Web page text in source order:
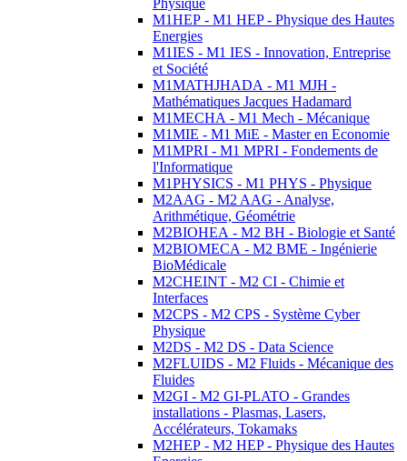
Physique
M1HEP - M1 HEP - Physique des Hautes
Energies
M1IES - M1 IES - Innovation, Entreprise
et Société
M1MATHJHADA - M1 MJH -
Mathématiques Jacques Hadamard
M1MECHA - M1 Mech - Mécanique
M1MIE - M1 MiE - Master en Economie
M1MPRI - M1 MPRI - Fondements de
l'Informatique
M1PHYSICS - M1 PHYS - Physique
M2AAG - M2 AAG - Analyse,
Arithmétique, Géométrie
M2BIOHEA - M2 BH - Biologie et Santé
M2BIOMECA - M2 BME - Ingénierie
BioMédicale
M2CHEINT - M2 CI - Chimie et
Interfaces
M2CPS - M2 CPS - Système Cyber
Physique
M2DS - M2 DS - Data Science
M2FLUIDS - M2 Fluids - Mécanique des
Fluides
M2GI - M2 GI-PLATO - Grandes
installations - Plasmas, Lasers,
Accélérateurs, Tokamaks
M2HEP - M2 HEP - Physique des Hautes